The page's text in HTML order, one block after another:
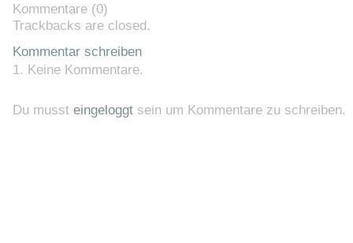
Kommentare (0)
Trackbacks are closed.
Kommentar schreiben
Keine Kommentare.
Du musst eingeloggtsein um Kommentare zu schreiben.